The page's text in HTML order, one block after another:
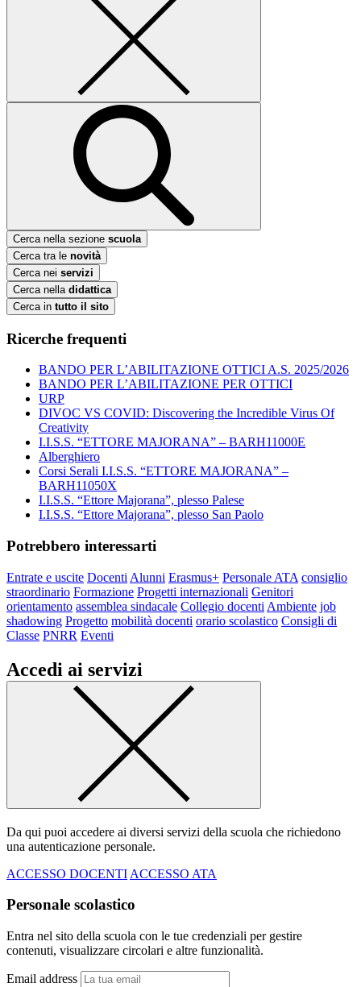
Cerca nella sezione scuola
Cerca tra le novità
Cerca nei servizi
Cerca nella didattica
Cerca in tutto il sito
Ricerche frequenti
BANDO PER L’ABILITAZIONE OTTICI A.S. 2025/2026
BANDO PER L’ABILITAZIONE PER OTTICI
URP
DIVOC VS COVID: Discovering the Incredible Virus Of
Creativity
I.I.S.S. “ETTORE MAJORANA” – BARH11000E
Alberghiero
Corsi Serali I.I.S.S. “ETTORE MAJORANA” –
BARH11050X
I.I.S.S. “Ettore Majorana”, plesso Palese
I.I.S.S. “Ettore Majorana”, plesso San Paolo
Potrebbero interessarti
Entrate e uscite Docenti Alunni Erasmus+ Personale ATA consiglio
straordinario Formazione Progetti internazionali Genitori
orientamento assemblea sindacale Collegio docenti Ambiente job
shadowing Progetto mobilità docenti orario scolastico Consigli di
Classe PNRR Eventi
Accedi ai servizi
Da qui puoi accedere ai diversi servizi della scuola che richiedono
una autenticazione personale.
ACCESSO DOCENTI ACCESSO ATA
Personale scolastico
Entra nel sito della scuola con le tue credenziali per gestire
contenuti, visualizzare circolari e altre funzionalità.
Email address